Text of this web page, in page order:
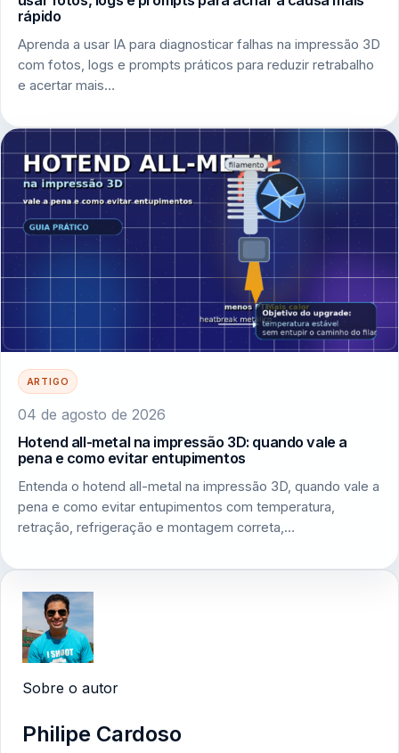
rápido
Aprenda a usar IA para diagnosticar falhas na impressão 3D
com fotos, logs e prompts práticos para reduzir retrabalho
e acertar mais…
ARTIGO
04 de agosto de 2026
Hotend all-metal na impressão 3D: quando vale a
pena e como evitar entupimentos
Entenda o hotend all-metal na impressão 3D, quando vale a
pena e como evitar entupimentos com temperatura,
retração, refrigeração e montagem correta,…
Sobre o autor
Philipe Cardoso